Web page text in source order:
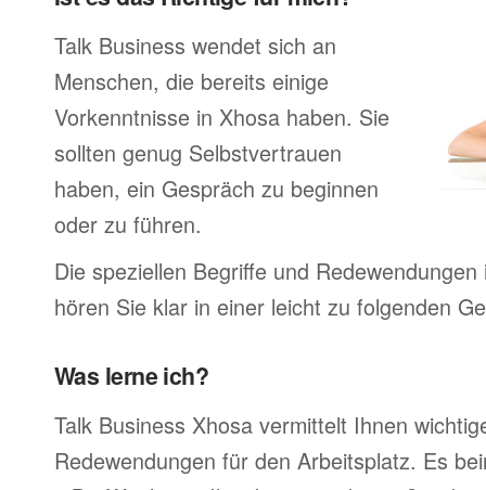
Talk Business wendet sich an
Menschen, die bereits einige
Vorkenntnisse in Xhosa haben. Sie
sollten genug Selbstvertrauen
haben, ein Gespräch zu beginnen
oder zu führen.
Die speziellen Begriffe und
hören Sie klar in einer leicht zu folgenden
Was lerne ich?
Talk Business Xhosa vermittelt Ihnen
Redewendungen für den Arbeitsplatz. Es